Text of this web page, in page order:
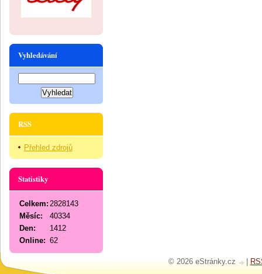
Vyhledávání
RSS
Přehled zdrojů
Statistiky
Online: 62
Celkem: 2828143
Měsíc:
40334
Den:
1412
© 2026 eStránky.cz